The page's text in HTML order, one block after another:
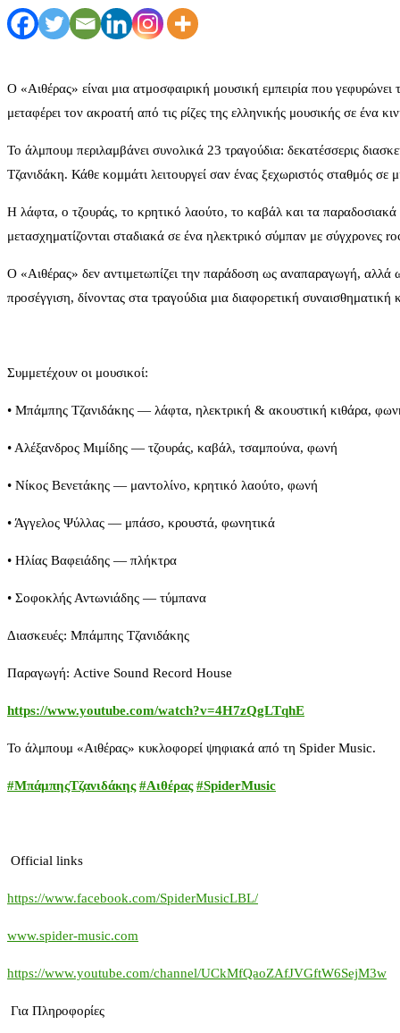
Ο «Αιθέρας» είναι μια ατμοσφαιρική μουσική εμπειρία που
μεταφέρει τον ακροατή από τις ρίζες της ελληνικής μουσικής σε
Το άλμπουμ περιλαμβάνει συνολικά 23 τραγούδια: δεκατέσσερις
Τζανιδάκη. Κάθε κομμάτι λειτουργεί σαν ένας ξεχωριστός σταθμός
Η λάφτα, ο τζουράς, το κρητικό λαούτο, το καβάλ και τα παραδοσιακά
μετασχηματίζονται σταδιακά σε ένα ηλεκτρικό σύμπαν με σύγχρονες
Ο «Αιθέρας» δεν αντιμετωπίζει την παράδοση ως αναπαραγωγή, αλλά
προσέγγιση, δίνοντας στα τραγούδια μια διαφορετική συναισθηματική
Συμμετέχουν οι μουσικοί:
• Μπάμπης Τζανιδάκης — λάφτα, ηλεκτρική & ακουστική κιθάρα,
• Αλέξανδρος Μιμίδης — τζουράς, καβάλ, τσαμπούνα, φωνή
• Νίκος Βενετάκης — μαντολίνο, κρητικό λαούτο, φωνή
• Άγγελος Ψύλλας — μπάσο, κρουστά, φωνητικά
• Ηλίας Βαφειάδης — πλήκτρα
• Σοφοκλής Αντωνιάδης — τύμπανα
Διασκευές: Μπάμπης Τζανιδάκης
Παραγωγή: Active Sound Record House
https://www.youtube.com/watch?v=4H7zQgLTqhE
Το άλμπουμ «Αιθέρας» κυκλοφορεί ψηφιακά από τη Spider Music.
#ΜπάμπηςΤζανιδάκης #Αιθέρας #SpiderMusic
Official links
https://www.facebook.com/SpiderMusicLBL/
www.spider-music.com
https://www.youtube.com/channel/UCkMfQaoZAfJVGftW6SejM3w
Για Πληροφορίες